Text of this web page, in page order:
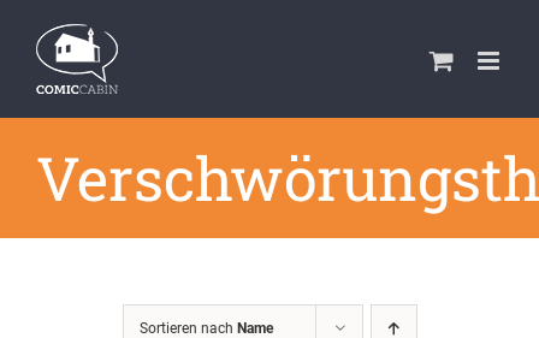
Inhalt
springen
Sortieren nach Name